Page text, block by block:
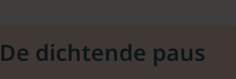
De dichtende paus